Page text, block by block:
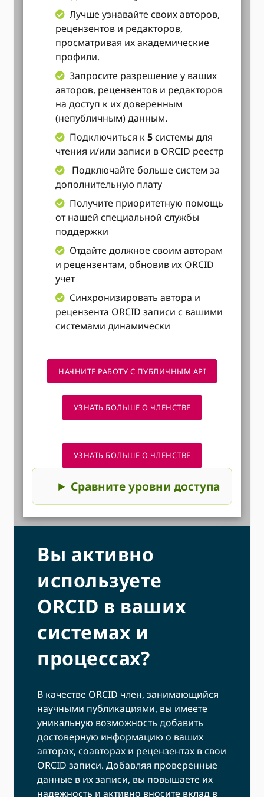
Лучше узнавайте своих авторов,
рецензентов и редакторов,
просматривая их академические
профили.
Запросите разрешение у ваших
авторов, рецензентов и редакторов
на доступ к их доверенным
(непубличным) данным.
Подключиться к5системы для
чтения и/или записи в ORCID реестр
Подключайте больше систем за
дополнительную плату
Получите приоритетную помощь
от нашей специальной службы
поддержки
Отдайте должное своим авторам
и рецензентам, обновив их ORCID
учет
Синхронизировать автора и
рецензента ORCID записи с вашими
системами динамически
НАЧНИТЕ РАБОТУ С ПУБЛИЧНЫМ API
УЗНАТЬ БОЛЬШЕ О ЧЛЕНСТВЕ
УЗНАТЬ БОЛЬШЕ О ЧЛЕНСТВЕ
Сравните уровни доступа
Вы активно
используете
ORCID в ваших
системах и
процессах?
В качестве ORCID член, занимающийся
научными публикациями, вы имеете
уникальную возможность добавить
достоверную информацию о ваших
авторах, соавторах и рецензентах в свои
ORCID записи. Добавляя проверенные
данные в их записи, вы повышаете их
надежность и активно вносите вклад в